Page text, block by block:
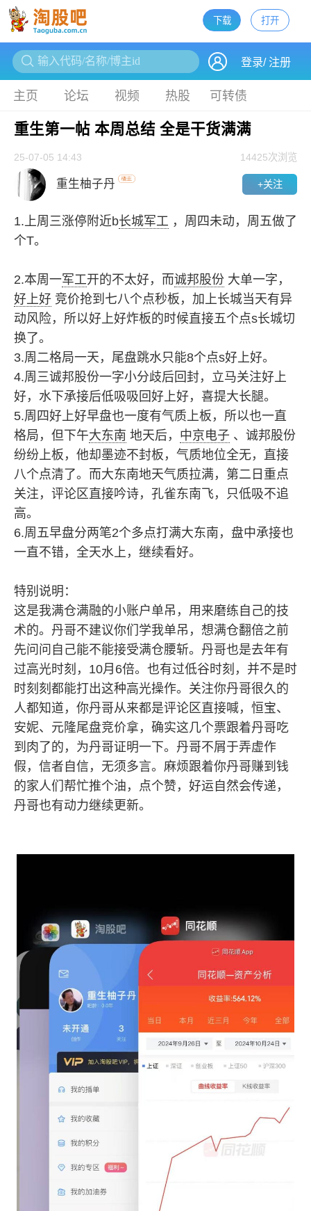
下载
登录/注册
主页 论坛 视频 热股 可转债
打开
下载
重生第一帖 本周总结 全是干货满满
25-07-05 14:43 14425次浏览
重生柚子丹 +关注
1.上周三涨停附近b长城军工 ，周四未动，周五做了
个T。
2.本周一军工开的不太好，而诚邦股份大单一字，
好上好竞价抢到七八个点秒板，加上长城当天有异
动风险，所以好上好炸板的时候直接五个点s长城切
换了。
3.周二格局一天，尾盘跳水只能8个点s好上好。
4.周三诚邦股份一字小分歧后回封，立马关注好上
好，水下承接后低吸吸回好上好，喜提大长腿。
5.周四好上好早盘也一度有气质上板，所以也一直
格局，但下午大东南 地天后， 中京电子 、诚邦股份
纷纷上板，他却墨迹不封板，气质地位全无，直接
八个点清了。而大东南地天气质拉满，第二日重点
关注，评论区直接吟诗，孔雀东南飞，只低吸不追
高。
6.周五早盘分两笔2个多点打满大东南，盘中承接也
一直不错，全天水上，继续看好。
特别说明：
这是我满仓满融的小账户单吊，用来磨练自己的技
术的。丹哥不建议你们学我单吊，想满仓翻倍之前
先问问自己能不能接受满仓腰斩。丹哥也是去年有
过高光时刻，10月6倍。也有过低谷时刻，并不是时
时刻刻都能打出这种高光操作。关注你丹哥很久的
人都知道，你丹哥从来都是评论区直接喊，恒宝、
安妮、元隆尾盘竞价拿，确实这几个票跟着丹哥吃
到肉了的，为丹哥证明一下。丹哥不屑于弄虚作
假，信者自信，无须多言。麻烦跟着你丹哥赚到钱
的家人们帮忙推个油，点个赞，好运自然会传递，
丹哥也有动力继续更新。